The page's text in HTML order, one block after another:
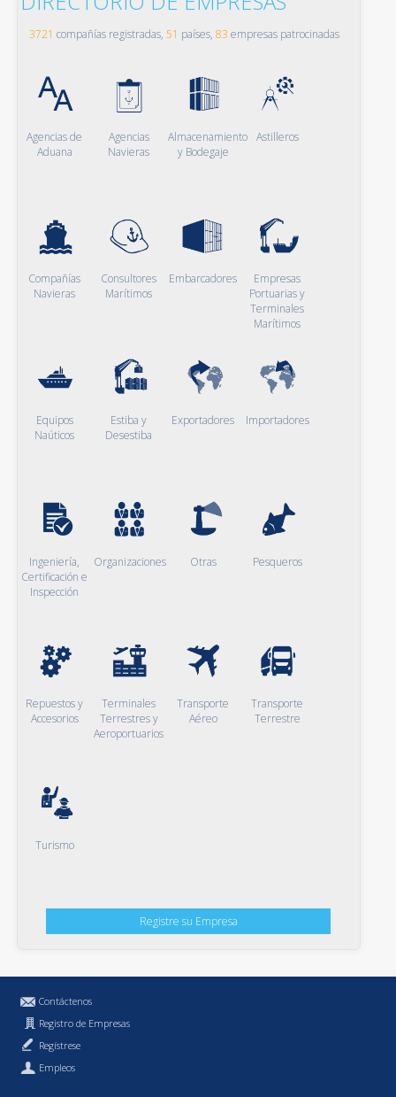
3721 compañías registradas, 51 países, 83 empresas patrocinadas
Agencias de
Aduana
Agencias
Navieras
Almacenamiento
y Bodegaje
Astilleros
Compañías
Navieras
Consultores
Marítimos
Embarcadores
Empresas
Portuarias y
Terminales
Marítimos
Equipos
Naúticos
Estiba y
Desestiba
Exportadores Importadores
Ingeniería,
Certificación e
Inspección
Organizaciones Otras Pesqueros
Repuestos y
Accesorios
Terminales
Terrestres y
Aeroportuarios
Transporte
Aéreo
Transporte
Terrestre
Turismo
Registre su Empresa
Contáctenos
Registro de Empresas
Regístrese
Empleos